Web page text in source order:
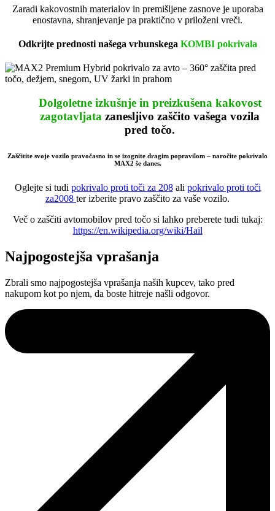
Zaradi kakovostnih materialov in premišljene zasnove je uporaba
enostavna, shranjevanje pa praktično v priloženi vreči.
Odkrijte prednosti našega vrhunskega KOMBI pokrivala
Dolgoletne izkušnje in preizkušena kakovost
zagotavljata zanesljivo zaščito vašega vozila
pred točo.
Zaščitite svoje vozilo pravočasno in se izognite dragim popravilom – naročite pokrivalo
MAX2 še danes.
Oglejte si tudi pokrivalo proti toči za 208ali pokrivalo proti toči
za2008 ter izberite pravo zaščito za vaše vozilo.
Več o zaščiti avtomobilov pred točo si lahko preberete tudi tukaj:
https://en.wikipedia.org/wiki/Hail
Najpogostejša vprašanja
Zbrali smo najpogostejša vprašanja naših kupcev, tako pred
nakupom kot po njem, da boste hitreje našli odgovor.